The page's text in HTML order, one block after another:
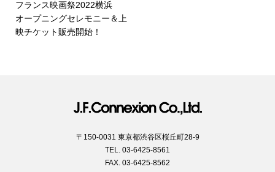
フランス映画祭2022横浜
オープニングセレモニー＆上
映チケット販売開始！
〒150-0031 東京都渋谷区桜丘町28-9
TEL. 03-6425-8561
FAX. 03-6425-8562